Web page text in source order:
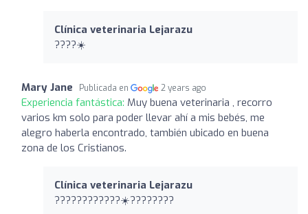
Clínica veterinaria Lejarazu
????☀️
Mary Jane Publicada en 2 years ago
Experiencia fantástica: Muy buena veterinaria , recorro
varios km solo para poder llevar ahí a mis bebés, me
alegro haberla encontrado, también ubicado en buena
zona de los Cristianos.
Clínica veterinaria Lejarazu
????????????☀️????????